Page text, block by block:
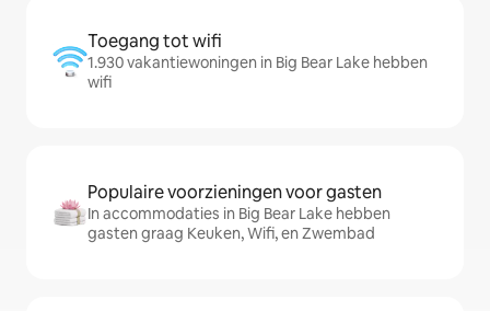
Toegang tot wifi
1.930 vakantiewoningen in Big Bear Lake hebben
wifi
Populaire voorzieningen voor gasten
In accommodaties in Big Bear Lake hebben
gasten graag Keuken, Wifi, en Zwembad